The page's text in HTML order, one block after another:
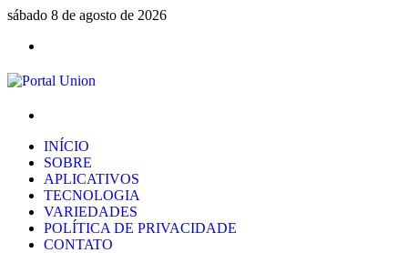
sábado 8 de agosto de 2026
INÍCIO
SOBRE
APLICATIVOS
TECNOLOGIA
VARIEDADES
POLÍTICA DE PRIVACIDADE
CONTATO